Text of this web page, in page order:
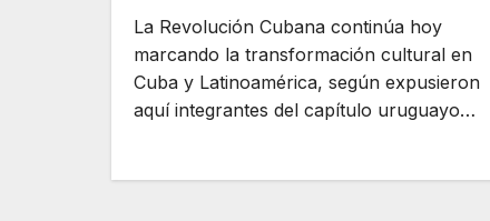
La Revolución Cubana continúa hoy
marcando la transformación cultural en
Cuba y Latinoamérica, según expusieron
aquí integrantes del capítulo uruguayo…